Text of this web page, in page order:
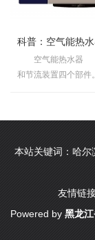
科普：空气能热
空气能热水器
和节流装置四个部
本站关键词： 哈尔
友情链
Powered by 黑龙